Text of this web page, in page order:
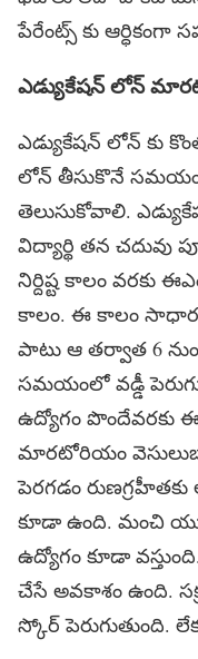
పేరేంట్స్ కు ఆర్ధికంగా
ఎడ్యుకేషన్ లోన్
ఎడ్యుకేషన్ లోన్ కు
లోన్ తీసుకొనే
తెలుసుకోవాలి.
విద్యార్థి తన చదువు
నిర్దిష్ట కాలం వరకు
కాలం. ఈ కాలం
పాటు ఆ తర్వాత 6
సమయంలో వడ్డీ
ఉద్యోగం పొందేవరకు
మారటోరియం
పెరగడం
కూడా ఉంది. మంచి
ఉద్యోగం కూడా
చేసే అవకాశం ఉంది.
స్కోర్ పెరుగుతుంది.